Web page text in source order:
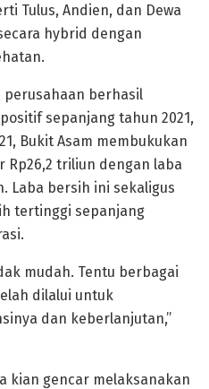
Tulus, Andien, dan Dewa
hybrid dengan
perusahaan berhasil
sepanjang tahun 2021,
Bukit Asam membukukan
Rp26,2 triliun dengan laba
Laba bersih ini sekaligus
tertinggi sepanjang
mudah. Tentu berbagai
dilalui untuk
dan keberlanjutan,”
kian gencar melaksanakan